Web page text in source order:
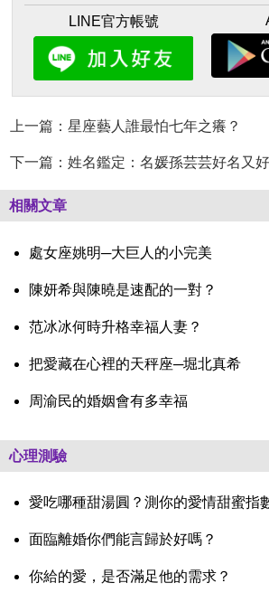
LINE官方帳號
上一篇：星座藝人誰最怕七年之癢？
下一篇：姓名鑑定：名媛孫芸芸好名又
相關文章
處女座姚明─大巨人的小完美
陳妍希與陳曉是速配的一對？
范冰冰何時升格幸福人妻？
把愛藏在心裡的天秤座─堀北真希
周渝民的婚姻會有多幸福
心理測驗
愛吃哪種甜湯圓？測你的愛情甜蜜指
面臨離婚你們能言歸於好嗎？
你給的愛，是否滿足他的需求？